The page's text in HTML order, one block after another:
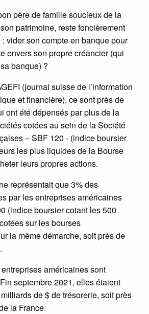
père de famille soucieux de la
patrimoine, reste foncièrement
vider son compte en banque pour
envers son propre créancier (qui
banque) ?
(journal suisse de l’information
et financière), ce sont près de
ont été dépensés par plus de la
cotées au sein de la Société
– SBF 120 - (indice boursier
les plus liquides de la Bourse
leurs propres actions.
représentait que 3% des
par les entreprises américaines
(indice boursier cotant les 500
sur les bourses
la même démarche, soit près de
américaines sont
septembre 2021, elles étaient
de $ de trésorerie, soit près
la France.